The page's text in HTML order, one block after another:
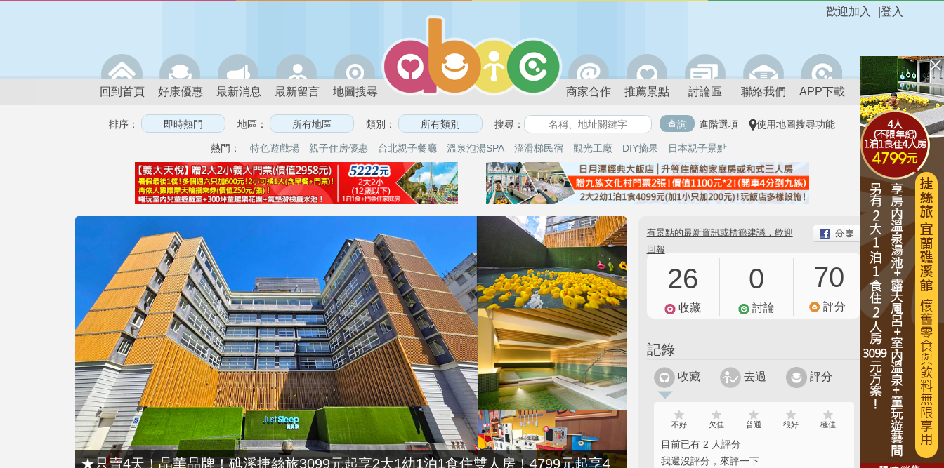
登入
歡迎加入
回到首頁 好康優惠 最新消息 最新留言 地圖搜尋 商家合作 推薦景點 討論區 聯絡我們 APP下載
排序： 地區： 類別： 搜尋： 進階選項 使用地圖搜尋功能
熱門： 特色遊戲場 親子住房優惠 台北親子餐廳 溫泉泡湯SPA 溜滑梯民宿 觀光工廠 DIY摘果 日本親子景點
★只賣4天！晶華品牌！礁溪捷絲旅3099元起享2大1幼1泊1食住雙人房！4799元起享4
有景點的最新資訊或標籤建議，歡迎
回報
26
收藏
0
討論
70
評分
記錄
收藏 去過 評分
不好 欠佳 普通 很好 極佳
目前已有 2 人評分
我還沒評分，來評一下